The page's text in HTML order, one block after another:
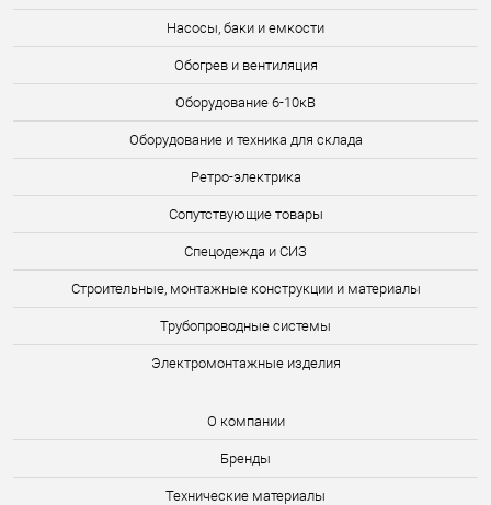
Насосы, баки и емкости
Обогрев и вентиляция
Оборудование 6-10кВ
Оборудование и техника для склада
Ретро-электрика
Сопутствующие товары
Спецодежда и СИЗ
Строительные, монтажные конструкции и материалы
Трубопроводные системы
Электромонтажные изделия
О компании
Бренды
Технические материалы